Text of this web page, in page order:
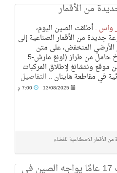
من الأقمار
واس :أطلقت الصين اليوم،
جديدة من الأقمار الصناعية إلى
الأرضي المنخفض، على متن
صاروخ حامل من طراز (لونغ مارش-5
موقع ونتشانغ لإطلاق المركبات
في مقاطعة هاينان .. التفاصيل
13/08/2025
الأقمار الاصطناعية للفضاء
المنتخب السعودي تحت 17 عامًا يواجه الصين في